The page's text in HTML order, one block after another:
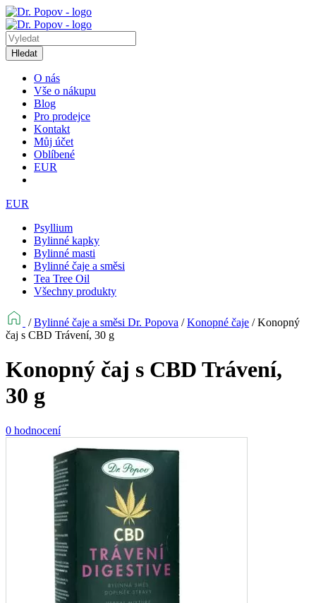
Hledat
O nás
Vše o nákupu
Blog
Pro prodejce
Kontakt
Můj účet
Oblíbené
EUR
EUR
Psyllium
Bylinné kapky
Bylinné masti
Bylinné čaje a směsi
Tea Tree Oil
Všechny produkty
/Bylinné čaje a směsi Dr. Popova /Konopné čaje /Konopný
čaj s CBD Trávení, 30 g
Konopný čaj s CBD Trávení,
30 g
0 hodnocení